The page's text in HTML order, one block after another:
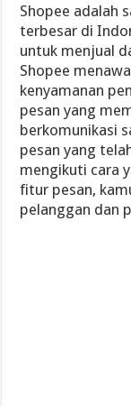
Shopee adalah
terbesar di
untuk menjual
Shopee
kenyamanan
pesan yang
berkomunikasi
pesan yang
mengikuti cara
fitur pesan,
pelanggan dan